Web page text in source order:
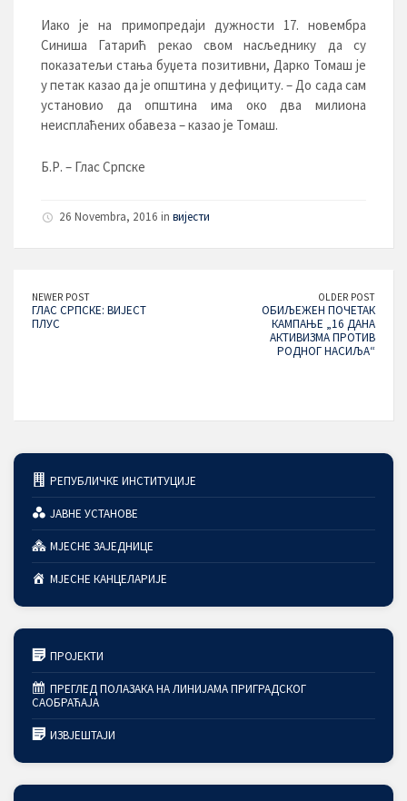
Иако је на примопредаји дужности 17. новембра
Синиша Гатарић рекао свом насљеднику да су
показатељи стања буџета позитивни, Дарко Томаш је
у петак казао да је општина у дефициту. – До сада сам
установио да општина има око два милиона
неисплаћених обавеза – казао је Томаш.
Б.Р. – Глас Српске
26 Novembra, 2016 in вијести
NEWER POST
ГЛАС СРПСКЕ: ВИЈЕСТ
ПЛУС
OLDER POST
ОБИЉЕЖЕН ПОЧЕТАК
КАМПАЊЕ „16 ДАНА
АКТИВИЗМА ПРОТИВ
РОДНОГ НАСИЉА“
РЕПУБЛИЧКЕ ИНСТИТУЦИЈЕ
ЈАВНЕ УСТАНОВЕ
МЈЕСНЕ ЗАЈЕДНИЦЕ
МЈЕСНЕ КАНЦЕЛАРИЈЕ
ПРОЈЕКТИ
ПРЕГЛЕД ПОЛАЗАКА НА ЛИНИЈАМА ПРИГРАДСКОГ
САОБРАЋАЈА
ИЗВЈЕШТАЈИ